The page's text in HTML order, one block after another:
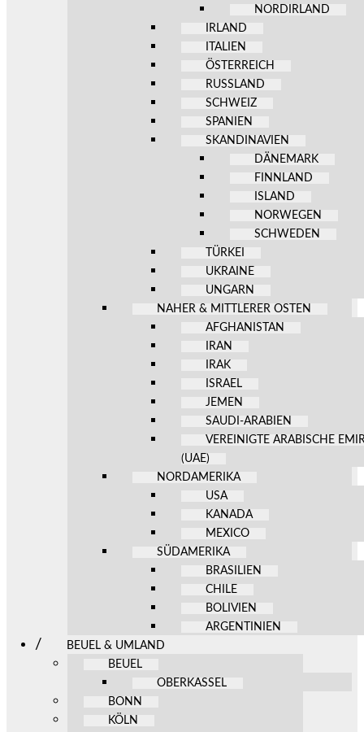
NORDIRLAND
IRLAND
ITALIEN
ÖSTERREICH
RUSSLAND
SCHWEIZ
SPANIEN
SKANDINAVIEN
DÄNEMARK
FINNLAND
ISLAND
NORWEGEN
SCHWEDEN
TÜRKEI
UKRAINE
UNGARN
NAHER & MITTLERER OSTEN
AFGHANISTAN
IRAN
IRAK
ISRAEL
JEMEN
SAUDI-ARABIEN
VEREINIGTE ARABISCHE
(UAE)
NORDAMERIKA
USA
KANADA
MEXICO
SÜDAMERIKA
BRASILIEN
CHILE
BOLIVIEN
ARGENTINIEN
BEUEL & UMLAND
BEUEL
OBERKASSEL
BONN
KÖLN